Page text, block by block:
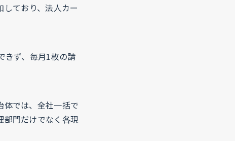
ており、法人カー
きず、毎月1枚の請
体では、全社一括で
部門だけでなく各現